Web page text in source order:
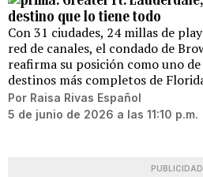
destino que lo tiene todo
Con 31 ciudades, 24 millas de
red de canales, el condado de
reafirma su posición como uno
destinos más completos de
Por Raisa Rivas Español
5 de junio de 2026 a las 11:10 p.m.
PUBLICIDAD